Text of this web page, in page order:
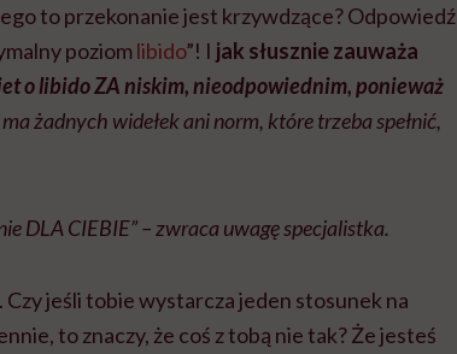
to przekonanie jest krzywdzące? Odpowiedź
poziomlibido”! I jak słusznie zauważa
o libido ZA niskim, nieodpowiednim, ponieważ
ma żadnych widełek ani norm, które trzeba spełnić,
DLA CIEBIE” – zwraca uwagę specjalistka.
jeśli tobie wystarcza jeden stosunek na
to znaczy, że coś z tobą nie tak? Że jesteś